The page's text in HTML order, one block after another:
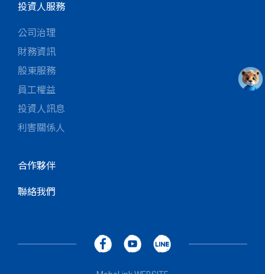
投資人服務
公司治理
財務資訊
股東服務
員工權益
投資人訊息
利害關係人
合作夥伴
聯絡我們